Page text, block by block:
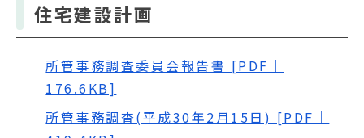
住宅建設計画
所管事務調査委員会報告書 [PDF｜
176.6KB]
所管事務調査(平成30年2月15日) [PDF｜